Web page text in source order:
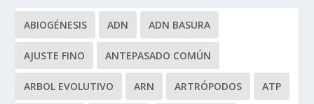
ABIOGÉNESIS ADN ADN BASURA
AJUSTE FINO ANTEPASADO COMÚN
ARBOL EVOLUTIVO ARN ARTRÓPODOS ATP